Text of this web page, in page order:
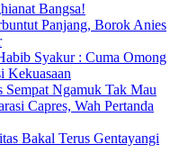
Bangsa!
Panjang, Borok Anies
Syakur : Cuma Omong
Kekuasaan
Ngamuk Tak Mau
Capres, Wah Pertanda
Bakal Terus Gentayangi